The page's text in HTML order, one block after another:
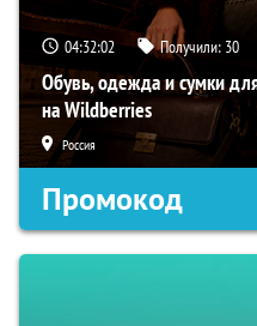
04:32:01 Получили: 30
Обувь, одежда и сумки
на Wildberries
Россия
Промокод